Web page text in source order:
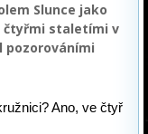
Slunce jako
čtyřmi staletími v
pozorováními
Ano, ve čtyř